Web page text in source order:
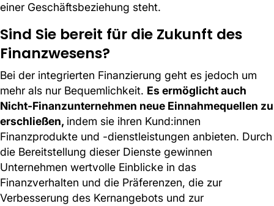
einer Geschäftsbeziehung steht.
Sind Sie bereit für die Zukunft des
Finanzwesens?
Bei der integrierten Finanzierung geht es jedoch um
mehr als nur Bequemlichkeit. Es ermöglicht auch
Nicht-Finanzunternehmen neue Einnahmequellen zu
erschließen, indem sie ihren Kund:innen
Finanzprodukte und -dienstleistungen anbieten. Durch
die Bereitstellung dieser Dienste gewinnen
Unternehmen wertvolle Einblicke in das
Finanzverhalten und die Präferenzen, die zur
Verbesserung des Kernangebots und zur